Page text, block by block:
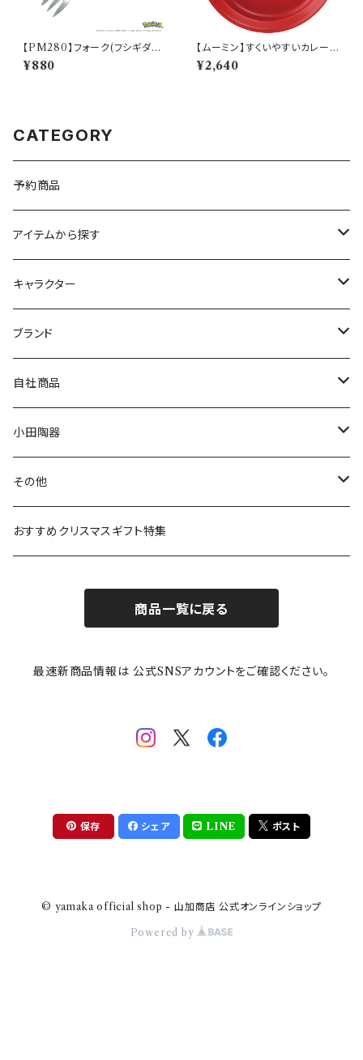
【PM280】フォーク(フシギダネ)
【Daily Sketch】PM281-851
¥880
【ムーミン】すくいやすいカレー皿
（リトルミィ）【MM9000】MM
9002-320
¥2,640
CATEGORY
予約商品
アイテムから探す
九谷焼
マグ＆カップ
プレート
ボウル
ガラスウェア
カトラリー
キャラクター
ムーミン
80th記念アイテム
リトルミイの日記念アイテム
MOOMIN ANIMATION
スヌーピー
ピーターラビット
ポケットモンスター
mofusand（モフサンド）
mofsand×日比谷花壇
ちびまる子ちゃんandクレヨンしんちゃん
ブランド
LA AMYS(エミーズ)
LISA LARSON(リサラーソン)
LAURA ASHLEY(ローラ アシュレイ)
Finlayson(フィンレイソン)
HANAE MORI(ハナエモリ)
THE BEATLES(ザ・ビートルズ)
【山加商店×yaeko】migratory bird
自社商品
ねこ企画
Cecera(セセラ)
CELEC(セレック)
隅切り重箱
HAPPY DINING(ハッピーダイニング)
小田陶器
さざなみ
吉祥
メイメイウェア
SoSo(ソソ）
その他
リサイクル食器
おすすめクリスマスギフト特集
商品一覧に戻る
最速新商品情報は 公式SNSアカウントをご確認ください。
保存 シェア LINE ポスト
© yamaka official shop - 山加商店 公式オンラインショップ
Powered by